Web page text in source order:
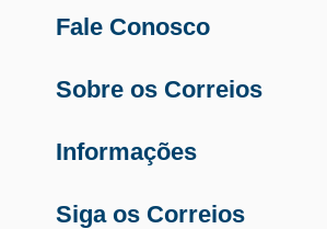
Fale Conosco
Sobre os Correios
Informações
Siga os Correios